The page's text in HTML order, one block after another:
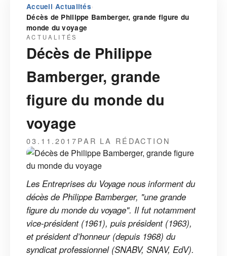
Accueil›Actualités›
Décès de Philippe Bamberger, grande figure du
monde du voyage
ACTUALITÉS
Décès de Philippe
Bamberger, grande
figure du monde du
voyage
03.11.2017PAR LA RÉDACTION
Les Entreprises du Voyage nous informent du
décès de Philippe Bamberger, "une grande
figure du monde du voyage". Il fut notamment
vice-président (1961), puis président (1963),
et président d’honneur (depuis 1968) du
syndicat professionnel (SNABV, SNAV, EdV).